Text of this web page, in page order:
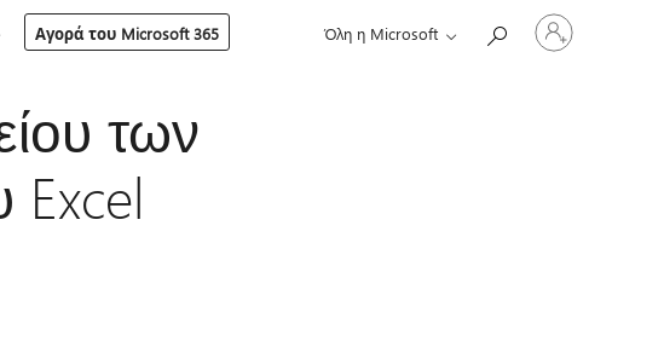
Αγορά του Microsoft 365 Όλη η Microsoft
Είσοδος
στον
των